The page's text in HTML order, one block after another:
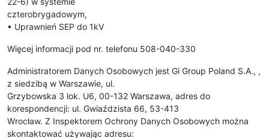
czterobrygadowym,
• Uprawnień SEP do 1kV
Więcej informacji pod nr. telefonu 508-040-330
Administratorem Danych Osobowych jest Gi Group Poland S.A., ,
z siedzibą w Warszawie, ul.
Grzybowska 3 lok. U6, 00-132 Warszawa, adres do
korespondencji: ul. Gwiaździsta 66, 53-413
Wrocław. Z Inspektorem Ochrony Danych Osobowych można
skontaktować używając adresu: